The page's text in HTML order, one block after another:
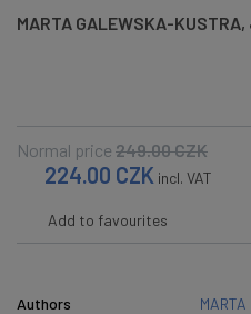
MARTA GALEWSKA-KUSTRA,
Normal price 249.00CZK
224.00 CZK incl. VAT
Add to favourites
Authors